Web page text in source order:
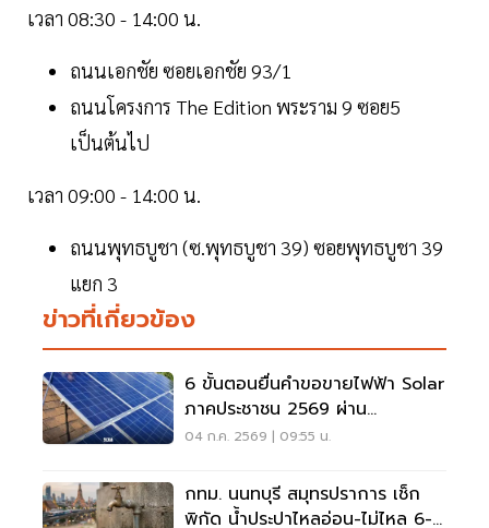
เวลา 08:30 - 14:00 น.
ถนนเอกชัย ซอยเอกชัย 93/1
ถนนโครงการ The Edition พระราม 9 ซอย5
เป็นต้นไป
เวลา 09:00 - 14:00 น.
ถนนพุทธบูชา (ซ.พุทธบูชา 39) ซอยพุทธบูชา 39
แยก 3
ข่าวที่เกี่ยวข้อง
6 ขั้นตอนยื่นคำขอขายไฟฟ้า Solar
ภาคประชาชน 2569 ผ่าน
MyEnergy
04 ก.ค. 2569 | 09:55 น.
กทม. นนทบุรี สมุทรปราการ เช็ก
พิกัด น้ำประปาไหลอ่อน-ไม่ไหล 6-7